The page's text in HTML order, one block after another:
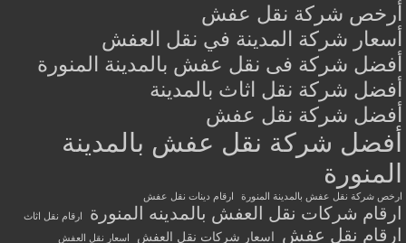
أرخص شركة نقل عفش
أسعار شركة المدينة في نقل العفش
أفضل شركة فى نقل عفش بالمدينة المنورة
أفضل شركة نقل اثاث بالمدينة
أفضل شركة نقل عفش
أفضل شركة نقل عفش بالمدينة
المنورة
ارخص شركة نقل عفش بالمدينة المنورة ارقام دينات نقل عفش
ارقام شركات نقل العفش بالمدينه المنورة ارقام نقل اثاث
ارقام نقل عفش اسعار شركات نقل العفش
اسعار نقل العفش